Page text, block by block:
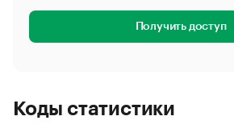
Получить доступ
Коды статистики